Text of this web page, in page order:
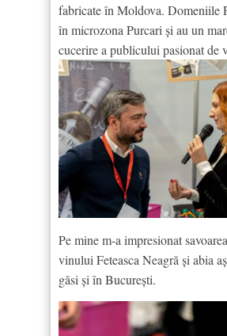
fabricate în Moldova. Domeniile
în microzona Purcari și au un
cucerire a publicului pasionat de
Pe mine m-a impresionat
vinului Feteasca Neagră și abia
găsi și în București.